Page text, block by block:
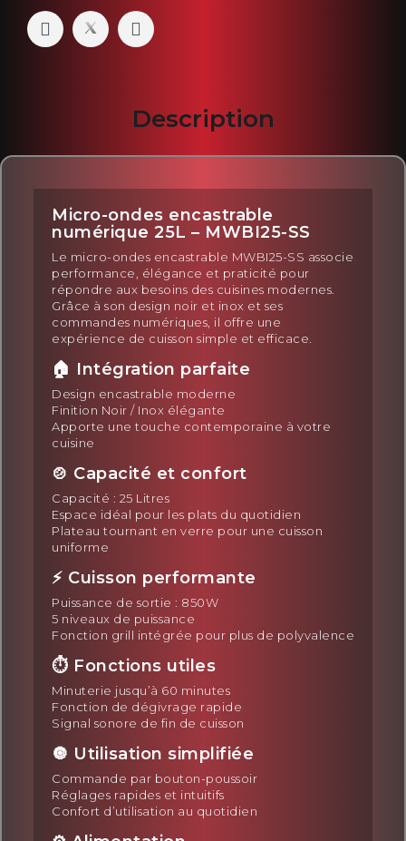
Description
Micro-ondes encastrable
numérique 25L – MWBI25-SS
Le micro-ondes encastrable MWBI25-SS associe
performance, élégance et praticité pour
répondre aux besoins des cuisines modernes.
Grâce à son design noir et inox et ses
commandes numériques, il offre une
expérience de cuisson simple et efficace.
🏠 Intégration parfaite
Design encastrable moderne
Finition Noir / Inox élégante
Apporte une touche contemporaine à votre
cuisine
🍲 Capacité et confort
Capacité : 25 Litres
Espace idéal pour les plats du quotidien
Plateau tournant en verre pour une cuisson
uniforme
⚡ Cuisson performante
Puissance de sortie : 850W
5 niveaux de puissance
Fonction grill intégrée pour plus de polyvalence
⏱️ Fonctions utiles
Minuterie jusqu’à 60 minutes
Fonction de dégivrage rapide
Signal sonore de fin de cuisson
🔘 Utilisation simplifiée
Commande par bouton-poussoir
Réglages rapides et intuitifs
Confort d’utilisation au quotidien